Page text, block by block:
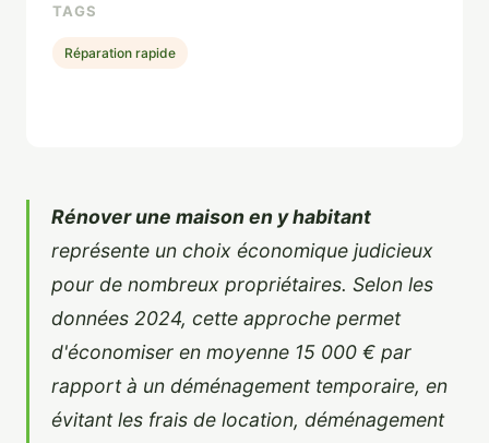
Rénover une maison en y habitant
représente un choix économique judicieux
pour de nombreux propriétaires. Selon les
données 2024, cette approche permet
d'économiser en moyenne 15 000 € par
rapport à un déménagement temporaire, en
évitant les frais de location, déménagement
TAGS
Réparation rapide